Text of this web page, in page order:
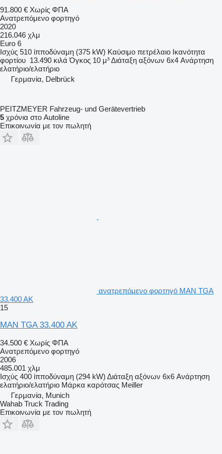
91.800 € Χωρίς ΦΠΑ
Ανατρεπόμενο φορτηγό
2020
216.046 χλμ
Euro 6
Ισχύς 510 ίπποδύναμη (375 kW) Καύσιμο πετρέλαιο Ικανότητα
φορτίου 13.490 κιλά Όγκος 10 μ³Διάταξη αξόνων 6x4 Ανάρτηση
ελατήριο/ελατήριο
Γερμανία, Delbrück
PEITZMEYER Fahrzeug- und Gerätevertrieb
5 χρόνια στο Autoline
Επικοινωνία με τον πωλητή
ανατρεπόμενο φορτηγό MAN TGA
33.400 AK
15
MAN TGA 33.400 AK
34.500 € Χωρίς ΦΠΑ
Ανατρεπόμενο φορτηγό
2006
485.001 χλμ
Ισχύς 400 ίπποδύναμη (294 kW) Διάταξη αξόνων 6x6 Ανάρτηση
ελατήριο/ελατήριο Μάρκα καρότσας Meiller
Γερμανία, Munich
Wahab Truck Trading
Επικοινωνία με τον πωλητή